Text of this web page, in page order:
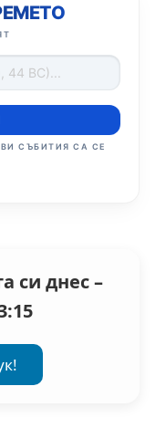
СЪБИТИЯ СА СЕ
си днес –